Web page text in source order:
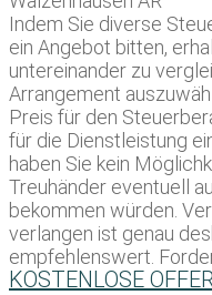
Indem Sie diverse
ein Angebot bitten,
untereinander zu
Arrangement
Preis für den
für die Dienstleistung
haben Sie kein
Treuhänder eventuell
bekommen würden.
verlangen ist genau
empfehlenswert.
KOSTENLOSE